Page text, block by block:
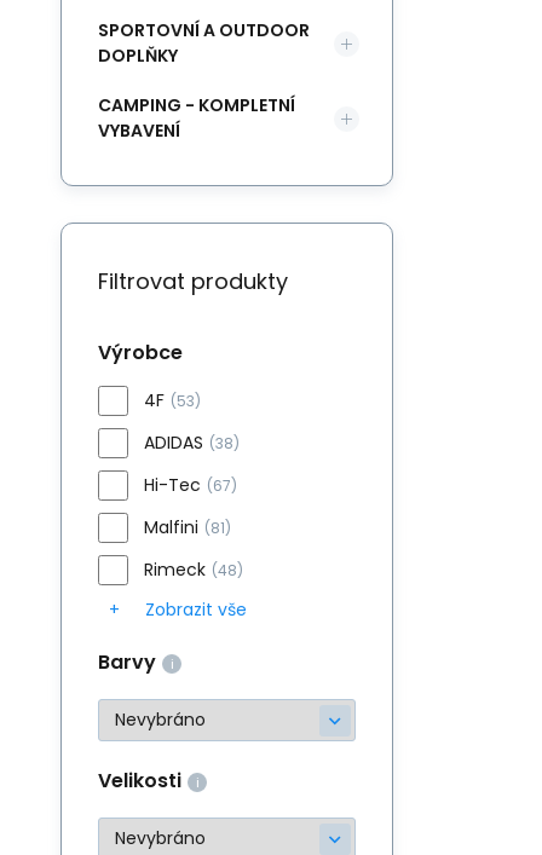
SPORTOVNÍ A OUTDOOR
DOPLŇKY
CAMPING - KOMPLETNÍ
VYBAVENÍ
Filtrovat produkty
Výrobce
4F (53)
ADIDAS (38)
Hi-Tec (67)
Malfini (81)
Rimeck (48)
Zobrazit vše
Barvy
Velikosti